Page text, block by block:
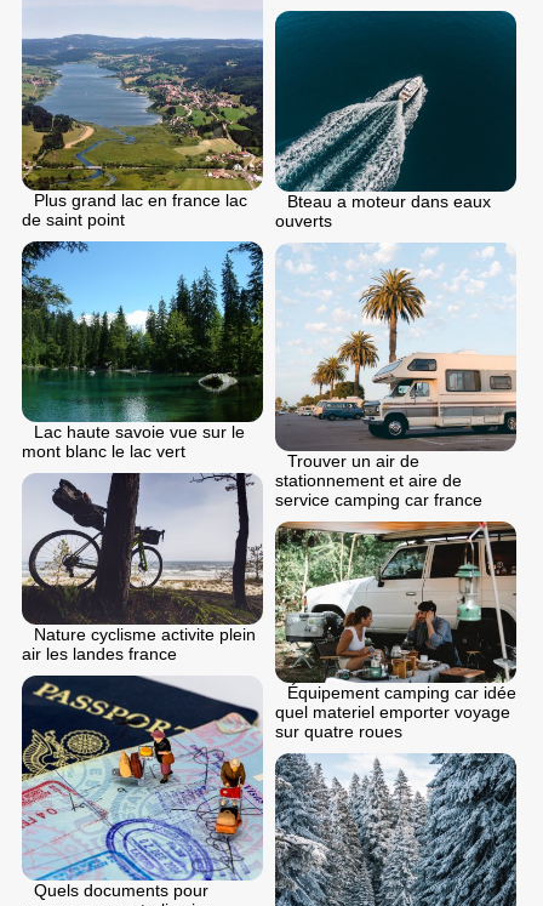
Plus grand lac en france lac
de saint point
Bteau a moteur dans eaux
ouverts
Lac haute savoie vue sur le
mont blanc le lac vert
Trouver un air de
stationnement et aire de
service camping car france
Nature cyclisme activite plein
air les landes france
Équipement camping car idée
quel materiel emporter voyage
sur quatre roues
Quels documents pour